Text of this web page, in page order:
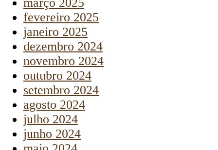
fevereiro 2025
janeiro 2025
dezembro 2024
novembro 2024
outubro 2024
setembro 2024
agosto 2024
julho 2024
junho 2024